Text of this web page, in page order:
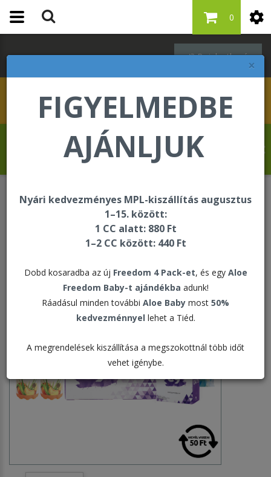
×
FIGYELMEDBE
AJÁNLJUK
Nyári kedvezményes MPL-kiszállítás augusztus
1–15. között:
1 CC alatt: 880 Ft
1–2 CC között: 440 Ft
Dobd kosaradba az új Freedom 4 Pack-et, és egy Aloe
Freedom Baby-t ajándékba adunk!
Ráadásul minden további Aloe Baby most 50%
kedvezménnyel lehet a Tiéd.
A megrendelések kiszállítása a megszokottnál több időt
vehet igénybe.
Bejelentkezés
0
Molnár Tibor üdvözli Önt a Forever Living
internetes áruházában!
Testsúlykontroll
C9 Aloe Peaches - Ultra Vanilla